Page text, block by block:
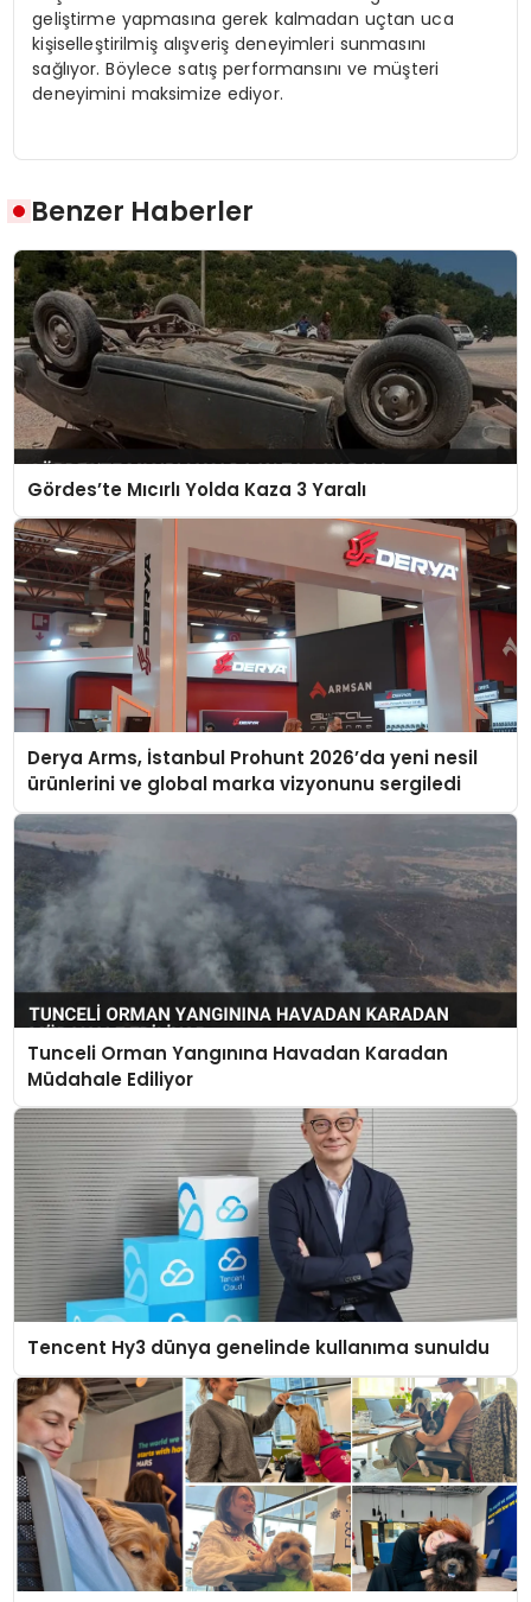
geliştirme yapmasına gerek kalmadan uçtan uca
kişiselleştirilmiş alışveriş deneyimleri sunmasını
sağlıyor. Böylece satış performansını ve müşteri
deneyimini maksimize ediyor.
Benzer Haberler
Gördes’te Mıcırlı Yolda Kaza 3 Yaralı
Derya Arms, İstanbul Prohunt 2026’da yeni nesil
ürünlerini ve global marka vizyonunu sergiledi
Tunceli Orman Yangınına Havadan Karadan
Müdahale Ediliyor
Tencent Hy3 dünya genelinde kullanıma sunuldu